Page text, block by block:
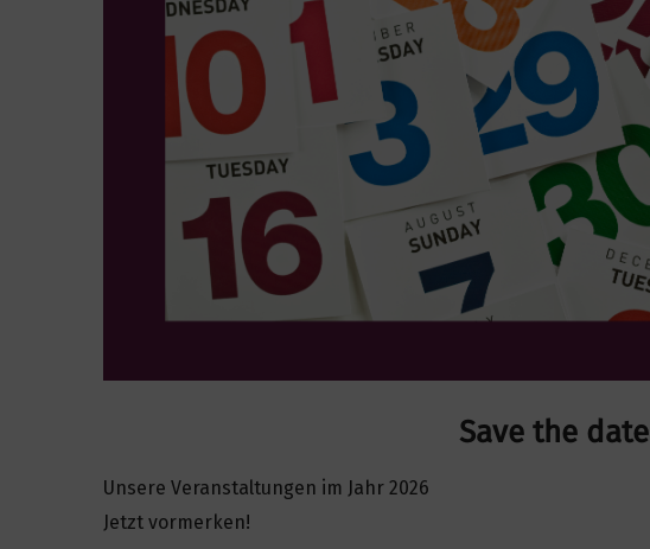
Save the date
Unsere Veranstaltungen im Jahr 2026
Jetzt vormerken!